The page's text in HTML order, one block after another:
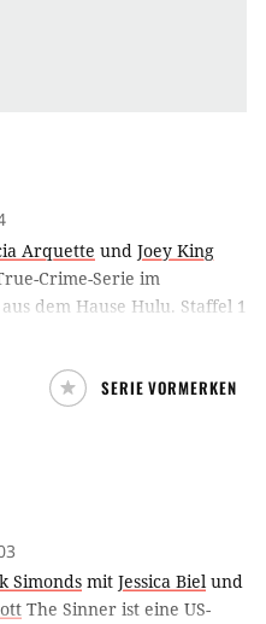
Arquette und Joey King
Crime-Serie im
dem Hause Hulu. Staffel 1
Dee und Gypsy Rose
SERIE VORMERKEN
Simonds mit Jessica Biel und
The Sinner ist eine US-